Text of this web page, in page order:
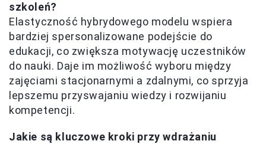
szkoleń?
Elastyczność hybrydowego modelu wspiera
bardziej spersonalizowane podejście do
edukacji, co zwiększa motywację uczestników
do nauki. Daje im możliwość wyboru między
zajęciami stacjonarnymi a zdalnymi, co sprzyja
lepszemu przyswajaniu wiedzy i rozwijaniu
kompetencji.
Jakie są kluczowe kroki przy wdrażaniu